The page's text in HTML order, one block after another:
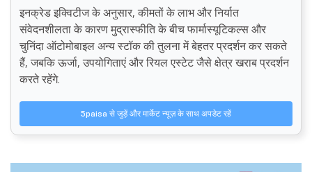
इनक्रेड इक्विटीज के अनुसार, कीमतों के लाभ और निर्यात
संवेदनशीलता के कारण मुद्रास्फीति के बीच फार्मास्यूटिकल्स और
चुनिंदा ऑटोमोबाइल अन्य स्टॉक की तुलना में बेहतर प्रदर्शन कर सकते
हैं, जबकि ऊर्जा, उपयोगिताएं और रियल एस्टेट जैसे क्षेत्र खराब प्रदर्शन
करते रहेंगे.
5paisa से जुड़ें और मार्केट न्यूज़ के साथ अपडेट रहें